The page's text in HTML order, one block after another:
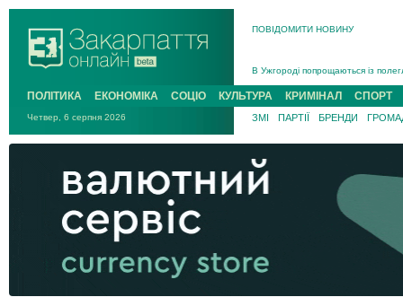
ПОВІДОМИТИ НОВИНУ
В Ужгороді попрощаються із
В Ужгороді 5 серпня
Підтвердили загибель
На війні з рф поліг військовий з
На Хустщині внаслідок ДТП за
Інструктора районного ТЦК на
ПОЛІТИКА ЕКОНОМІКА СОЦІО КУЛЬТУРА КРИМІНАЛ СПОРТ
Четвер, 6 серпня 2026 ЗМІ ПАРТІЇ БРЕНДИ